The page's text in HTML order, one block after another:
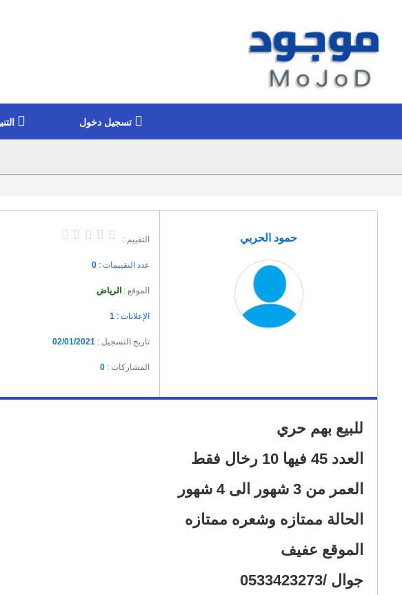
تسجيل دخول
حمود الحربي التقييم :
عدد التقييمات : 0
الموقع : الرياض
الإعلانات : 1
تاريخ التسجيل : 02/01/2021
المشاركات : 0